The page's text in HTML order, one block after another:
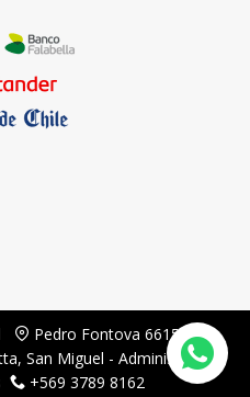
Pedro Fontova 6615,
San Miguel - Administración:
+569 3789 8162